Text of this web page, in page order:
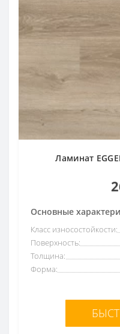
Ламинат
Основные
Класс износостойкости:
Поверхность:
Толщина:
Форма: